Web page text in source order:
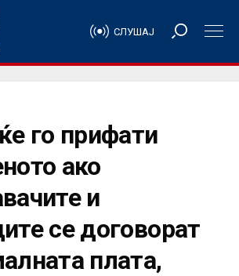
СЛУШАЈ
го прифати
ако
и
се договорат
плата,